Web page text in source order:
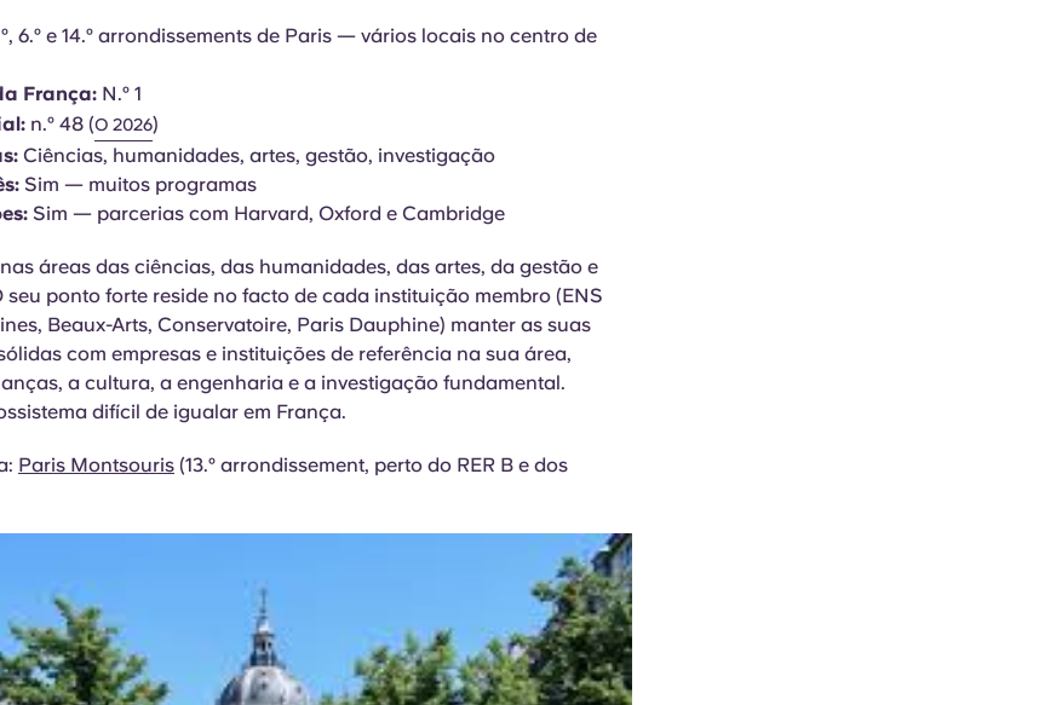
6.º e 14.º arrondissements de Paris — vários locais no centro de
França: N.º 1
n.º 48 (O 2026)
Ciências, humanidades, artes, gestão, investigação
Sim — muitos programas
Sim — parcerias com Harvard, Oxford e Cambridge
áreas das ciências, das humanidades, das artes, da gestão e
seu ponto forte reside no facto de cada instituição membro (ENS
Beaux-Arts, Conservatoire, Paris Dauphine) manter as suas
com empresas e instituições de referência na sua área,
a cultura, a engenharia e a investigação fundamental.
difícil de igualar em França.
Paris Montsouris (13.º arrondissement, perto do RER B e dos